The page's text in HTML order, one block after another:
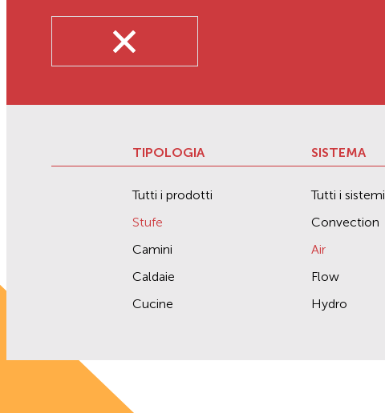
TIPOLOGIA
Tutti i prodotti
Stufe
Camini
Caldaie
Cucine
SISTEMA
Tutti i sistemi
Convection
Air
Flow
Hydro